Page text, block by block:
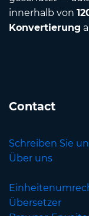
innerhalb von
Konvertierung
Contact
Schreiben Sie
Über uns
Übersetzer